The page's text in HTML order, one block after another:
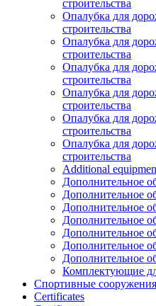
строительства
Опалубка для
строительства
Опалубка для
строительства
Опалубка для
строительства
Опалубка для
строительства
Опалубка для
строительства
Опалубка для
строительства
Additional
Дополнительное
Дополнительное
Дополнительное
Дополнительное
Дополнительное
Дополнительное
Дополнительное
Комплектующие
Спортивные сооружения
Certificates